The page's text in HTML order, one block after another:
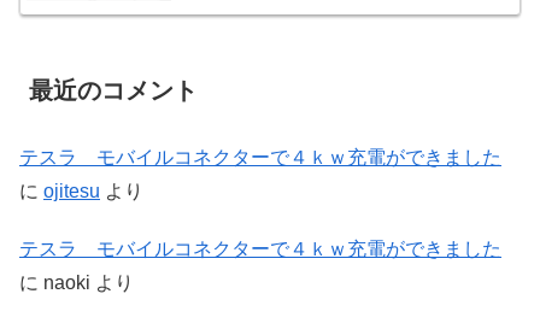
最近のコメント
テスラ モバイルコネクターで４ｋｗ充電ができました
に ojitesu より
テスラ モバイルコネクターで４ｋｗ充電ができました
に naoki より